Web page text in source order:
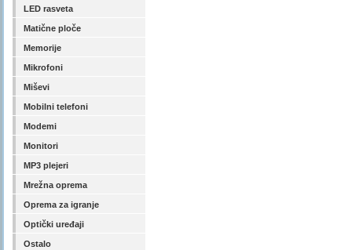
LED rasveta
Matične ploče
Memorije
Mikrofoni
Miševi
Mobilni telefoni
Modemi
Monitori
MP3 plejeri
Mrežna oprema
Oprema za igranje
Optički uređaji
Ostalo